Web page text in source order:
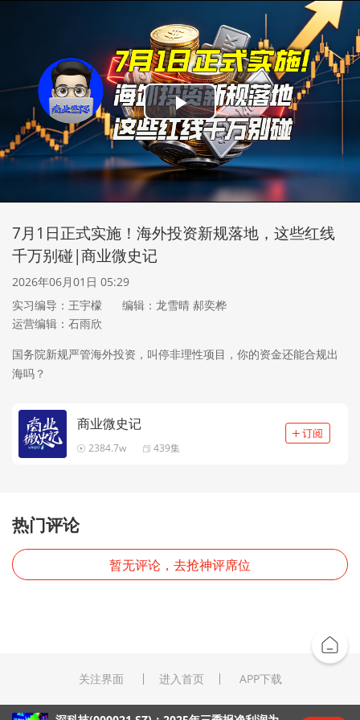
Play
Video
7月1日正式实施！海外投资新规落地，这些红线
千万别碰|商业微史记
2026年06月01日 05:29
实习编导：王宇檬
编辑：龙雪晴 郝奕桦
运营编辑：石雨欣
国务院新规严管海外投资，叫停非理性项目，你的资金还能合规出
海吗？
商业微史记
2384.7w 439集
热门评论
暂无评论，去抢神评席位
关注界面 进入首页 APP下载